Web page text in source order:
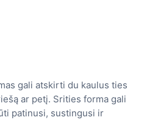
gali atskirti du kaulus ties
ar petį. Srities forma gali
patinusi, sustingusi ir